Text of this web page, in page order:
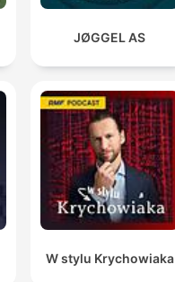
JØGGEL AS
W stylu Krychowiaka